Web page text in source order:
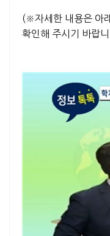
(※자세한 내용은 아
확인해 주시기 바랍